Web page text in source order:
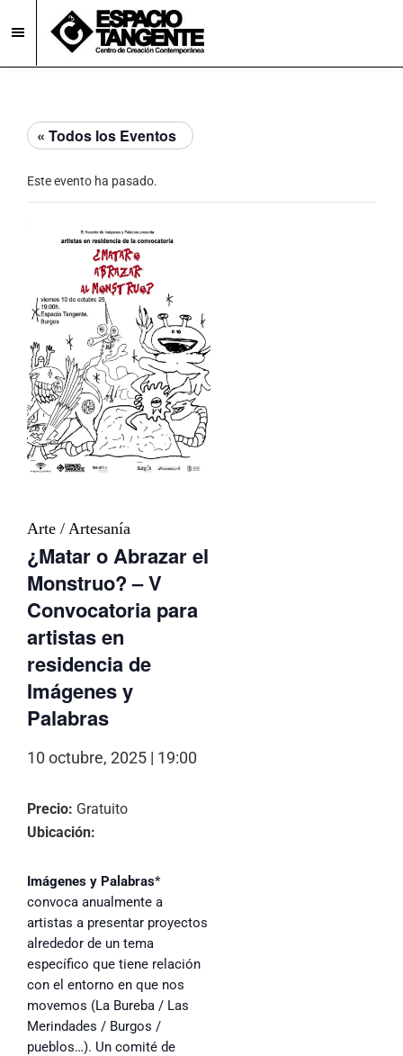
to
main
to
footerEspacio
Creación
Contemporánea
en
Burgos
« Todos los Eventos
Este evento ha pasado.
Arte / Artesanía
¿Matar o Abrazar el
Monstruo? – V
Convocatoria para
artistas en
residencia de
Imágenes y
Palabras
10 octubre, 2025 | 19:00
Precio: Gratuito
Ubicación:
Imágenes y Palabras*
convoca anualmente a
artistas a presentar proyectos
alrededor de un tema
específico que tiene relación
con el entorno en que nos
movemos (La Bureba / Las
Merindades / Burgos /
pueblos…). Un comité de